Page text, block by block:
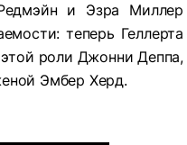
и Эзра Миллер
теперь Геллерта
роли Джонни Деппа,
Эмбер Херд.